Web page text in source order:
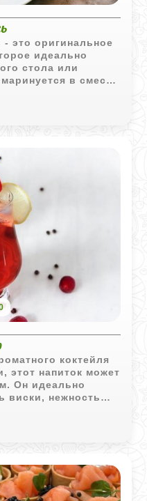
это оригинальное
идеально
стола или
в смеси
придаёт ему
коктейля
этот напиток может
Он идеально
виски, нежность
сока, создавая
Прост в